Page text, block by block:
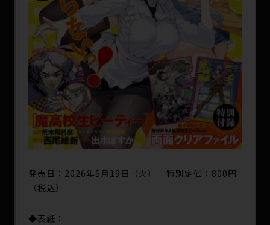
発売日：2026年5月19日（火） 特別定価：800円
（税込）
◆表紙：